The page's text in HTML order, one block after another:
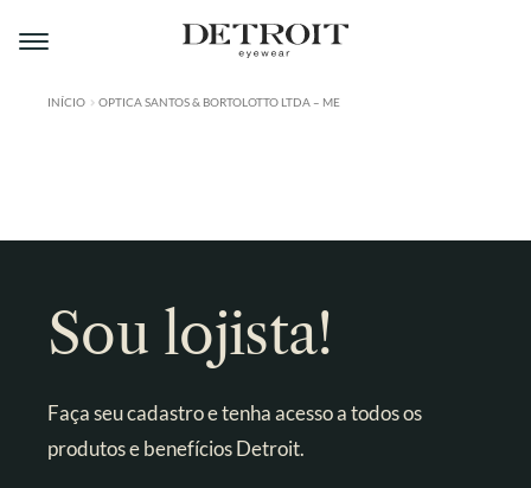
Pular
para
Pular
para
A MONTMARTRE
CONTATO
INÍCIO OPTICA SANTOS & BORTOLOTTO LTDA – ME
Sou lojista!
Faça seu cadastro e tenha acesso a todos os
produtos e benefícios Detroit.